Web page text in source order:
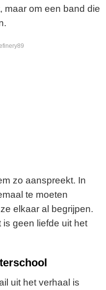
maar om een band die
zo aanspreekt. In
te moeten
elkaar al begrijpen.
is geen liefde uit het
uit het verhaal is